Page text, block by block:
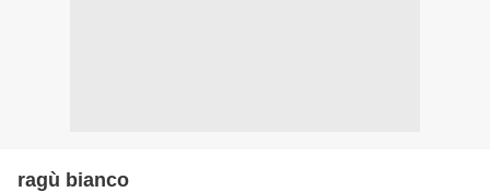
ragù bianco